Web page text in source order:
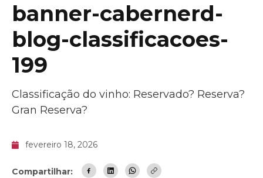
banner-cabernerd-
blog-classificacoes-
199
Classificação do vinho: Reservado? Reserva?
Gran Reserva?
fevereiro 18, 2026
Compartilhar: